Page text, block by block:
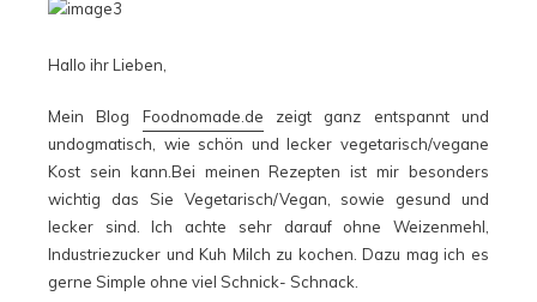
Hallo ihr Lieben,
Mein Blog Foodnomade.de zeigt ganz entspannt und
undogmatisch, wie schön und lecker vegetarisch/vegane
Kost sein kann.Bei meinen Rezepten ist mir besonders
wichtig das Sie Vegetarisch/Vegan, sowie gesund und
lecker sind. Ich achte sehr darauf ohne Weizenmehl,
Industriezucker und Kuh Milch zu kochen. Dazu mag ich es
gerne Simple ohne viel Schnick- Schnack.